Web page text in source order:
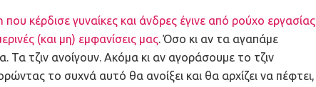
κέρδισε γυναίκες και άνδρες έγινε από ρούχο εργασίας
(και μη) εμφανίσεις μας. Όσο κι αν τα αγαπάμε
τζιν ανοίγουν. Ακόμα κι αν αγοράσουμε το τζιν
το συχνά αυτό θα ανοίξει και θα αρχίζει να πέφτει,